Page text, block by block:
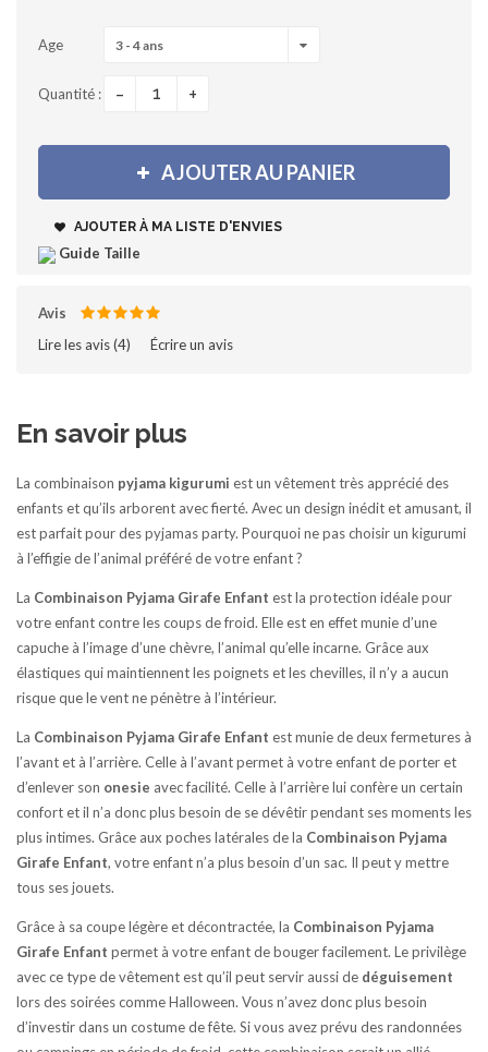
Age 3 - 4 ans
Quantité : - +
AJOUTER AU PANIER
AJOUTER À MA LISTE D'ENVIES
Guide Taille
Avis
Lire les avis (4)‎ Écrire un avis
En savoir plus
La combinaison pyjama kigurumi est un vêtement très apprécié des
enfants et qu’ils arborent avec fierté. Avec un design inédit et amusant, il
est parfait pour des pyjamas party. Pourquoi ne pas choisir un kigurumi
à l’effigie de l’animal préféré de votre enfant ?
La Combinaison Pyjama Girafe Enfant est la protection idéale pour
votre enfant contre les coups de froid. Elle est en effet munie d’une
capuche à l’image d’une chèvre, l’animal qu’elle incarne. Grâce aux
élastiques qui maintiennent les poignets et les chevilles, il n’y a aucun
risque que le vent ne pénètre à l’intérieur.
La Combinaison Pyjama Girafe Enfant est munie de deux fermetures à
l’avant et à l’arrière. Celle à l’avant permet à votre enfant de porter et
d’enlever son onesie avec facilité. Celle à l’arrière lui confère un certain
confort et il n’a donc plus besoin de se dévêtir pendant ses moments les
plus intimes. Grâce aux poches latérales de la Combinaison Pyjama
Girafe Enfant, votre enfant n’a plus besoin d’un sac. Il peut y mettre
tous ses jouets.
Grâce à sa coupe légère et décontractée, la Combinaison Pyjama
Girafe Enfant permet à votre enfant de bouger facilement. Le privilège
avec ce type de vêtement est qu’il peut servir aussi de déguisement
lors des soirées comme Halloween. Vous n’avez donc plus besoin
d’investir dans un costume de fête. Si vous avez prévu des randonnées